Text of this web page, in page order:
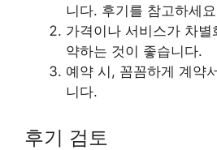
니다. 후기를 참고하세
가격이나 서비스가 차별
약하는 것이 좋습니다.
예약 시, 꼼꼼하게 계약
니다.
후기 검토